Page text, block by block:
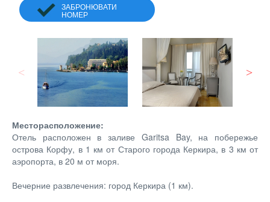
ЗАБРОНЮВАТИ
НОМЕР
Месторасположение:
Отель расположен в заливе Garitsa Bay, на побережье
острова Корфу, в 1 км от Старого города Керкира, в 3 км от
аэропорта, в 20 м от моря.
Вечерние развлечения: город Керкира (1 км).